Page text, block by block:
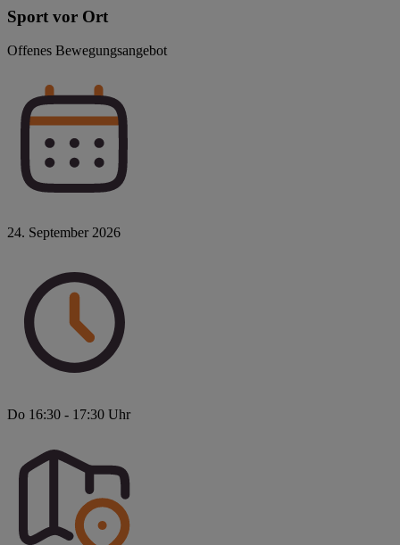
Sport vor Ort
Offenes Bewegungsangebot
24. September 2026
Do 16:30 - 17:30 Uhr